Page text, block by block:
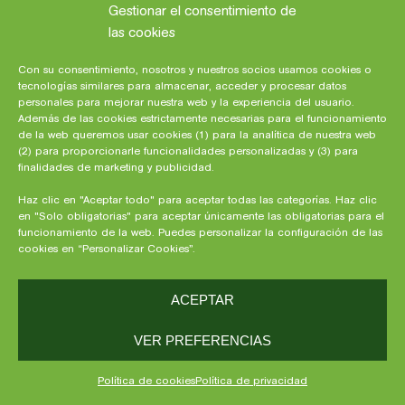
Gestionar el consentimiento de
las cookies
Con su consentimiento, nosotros y nuestros socios usamos cookies o
tecnologías similares para almacenar, acceder y procesar datos
personales para mejorar nuestra web y la experiencia del usuario.
Además de las cookies estrictamente necesarias para el funcionamiento
de la web queremos usar cookies (1) para la analítica de nuestra web
(2) para proporcionarle funcionalidades personalizadas y (3) para
finalidades de marketing y publicidad.
Haz clic en "Aceptar todo" para aceptar todas las categorías. Haz clic
en "Solo obligatorias" para aceptar únicamente las obligatorias para el
funcionamiento de la web. Puedes personalizar la configuración de las
cookies en “Personalizar Cookies”.
ACEPTAR
VER PREFERENCIAS
Política de cookiesPolítica de privacidad
Cómo manejar el estrés y la fatiga de
los nuevos padres